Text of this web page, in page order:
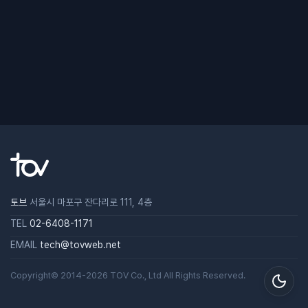
토브 서울시 마포구 잔다리로 111, 4층
TEL 02-6408-1171
EMAIL tech@tovweb.net
Copyright© 2014-2026 TOV Co., Ltd All Rights Reserved.